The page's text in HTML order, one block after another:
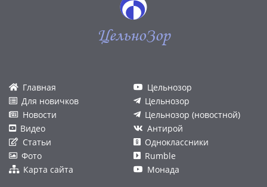
ЦельноЗор
Главная
Для новичков
Новости
Видео
Статьи
Фото
Карта сайта
Цельнозор
Цельнозор
Цельнозор (новостной)
Антирой
Одноклассники
Rumble
Монада